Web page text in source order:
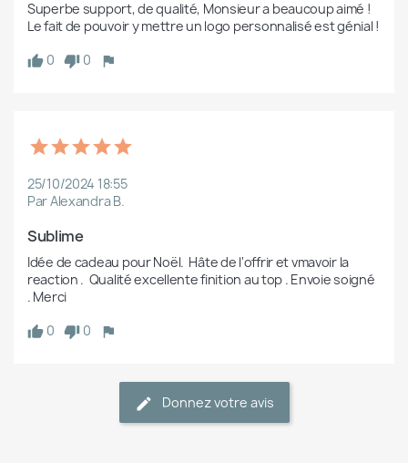
Superbe support, de qualité, Monsieur a beaucoup aimé !
0
0
25/10/2024 18:55
Par Alexandra B.
Sublime
Idée de cadeau pour Noël.  Hâte de l'offrir et vmavoir la
reaction .  Qualité excellente finition au top . Envoie soigné
. Merci
0
0
Donnez votre avis